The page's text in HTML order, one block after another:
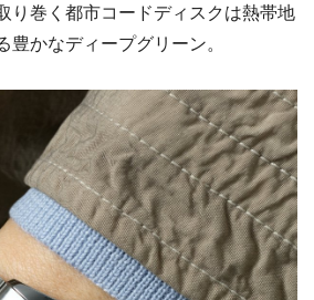
り巻く都市コードディスクは熱帯地
かなディープグリーン。